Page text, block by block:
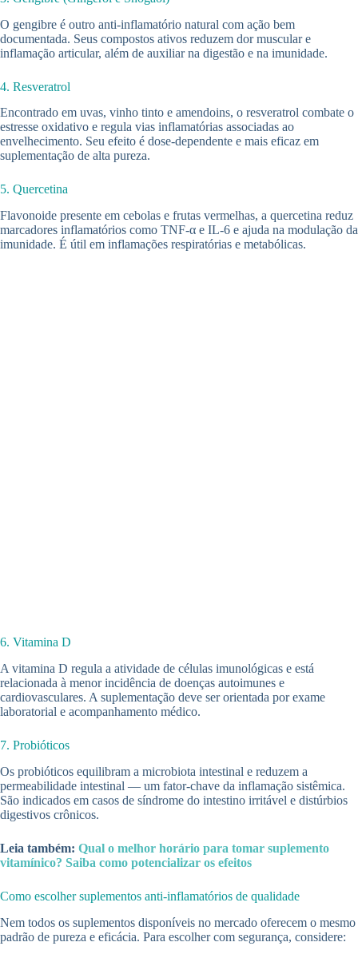
O gengibre é outro anti-inflamatório natural com ação bem
documentada. Seus compostos ativos reduzem dor muscular e
inflamação articular, além de auxiliar na digestão e na imunidade.
4. Resveratrol
Encontrado em uvas, vinho tinto e amendoins, o resveratrol combate o
estresse oxidativo e regula vias inflamatórias associadas ao
envelhecimento. Seu efeito é dose-dependente e mais eficaz em
suplementação de alta pureza.
5. Quercetina
Flavonoide presente em cebolas e frutas vermelhas, a quercetina reduz
marcadores inflamatórios como TNF-α e IL-6 e ajuda na modulação da
imunidade. É útil em inflamações respiratórias e metabólicas.
6. Vitamina D
A vitamina D regula a atividade de células imunológicas e está
relacionada à menor incidência de doenças autoimunes e
cardiovasculares. A suplementação deve ser orientada por exame
laboratorial e acompanhamento médico.
7. Probióticos
Os probióticos equilibram a microbiota intestinal e reduzem a
permeabilidade intestinal — um fator-chave da inflamação sistêmica.
São indicados em casos de síndrome do intestino irritável e distúrbios
digestivos crônicos.
Leia também: Qual o melhor horário para tomar suplemento
vitamínico? Saiba como potencializar os efeitos
Como escolher suplementos anti-inflamatórios de qualidade
Nem todos os suplementos disponíveis no mercado oferecem o mesmo
padrão de pureza e eficácia. Para escolher com segurança, considere: